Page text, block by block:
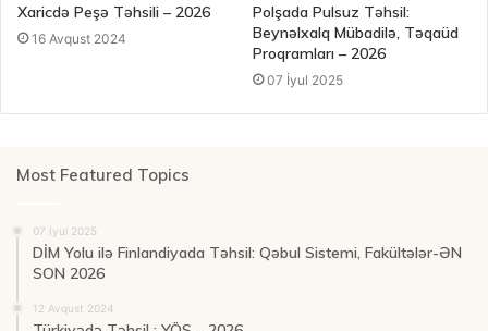
Xaricdə Peşə Təhsili – 2026
16 Avqust 2024
Polşada Pulsuz Təhsil:
Beynəlxalq Mübadilə, Təqaüd
Proqramları – 2026
07 İyul 2025
Most Featured Topics
07 İyul 2025
DİM Yolu ilə Finlandiyada Təhsil: Qəbul Sistemi, Fakültələr-ƏN
SON 2026
12 Avqust 2024